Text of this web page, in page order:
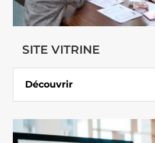
SITE VITRINE
Découvrir